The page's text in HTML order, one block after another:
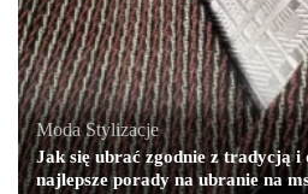
Moda,Stylizacje
Jak się ubrać zgodnie z tradycją i
najlepsze porady na ubranie na